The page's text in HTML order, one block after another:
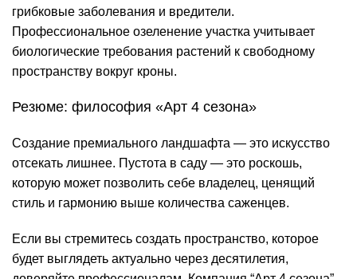
грибковые заболевания и вредители.
Профессиональное озеленение участка учитывает
биологические требования растений к свободному
пространству вокруг кроны.
Резюме: философия «Арт 4 сезона»
Создание премиального ландшафта — это искусство
отсекать лишнее. Пустота в саду — это роскошь,
которую может позволить себе владелец, ценящий
стиль и гармонию выше количества саженцев.
Если вы стремитесь создать пространство, которое
будет выглядеть актуально через десятилетия,